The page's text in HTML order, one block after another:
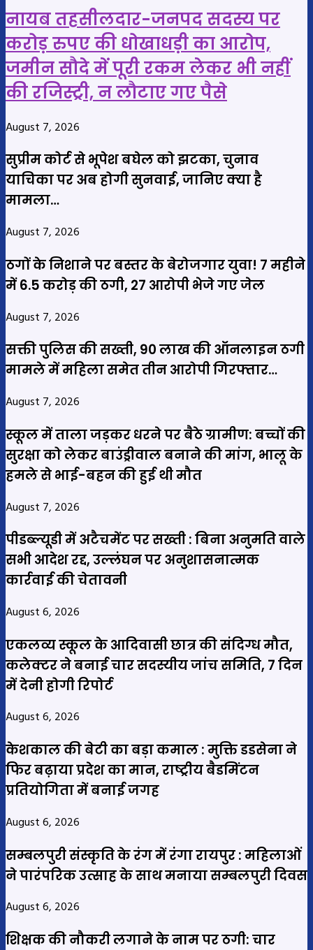
नायब तहसीलदार-जनपद सदस्य पर
करोड़ रुपए की धोखाधड़ी का आरोप,
जमीन सौदे में पूरी रकम लेकर भी नहीं
की रजिस्ट्री, न लौटाए गए पैसे
August 7, 2026
सुप्रीम कोर्ट से भूपेश बघेल को झटका, चुनाव
याचिका पर अब होगी सुनवाई, जानिए क्या है
मामला…
August 7, 2026
ठगों के निशाने पर बस्तर के बेरोजगार युवा! 7 महीने
में 6.5 करोड़ की ठगी, 27 आरोपी भेजे गए जेल
August 7, 2026
सक्ती पुलिस की सख्ती, 90 लाख की ऑनलाइन ठगी
मामले में महिला समेत तीन आरोपी गिरफ्तार…
August 7, 2026
स्कूल में ताला जड़कर धरने पर बैठे ग्रामीण: बच्चों की
सुरक्षा को लेकर बाउंड्रीवाल बनाने की मांग, भालू के
हमले से भाई-बहन की हुई थी मौत
August 7, 2026
पीडब्ल्यूडी में अटैचमेंट पर सख्ती : बिना अनुमति वाले
सभी आदेश रद्द, उल्लंघन पर अनुशासनात्मक
कार्रवाई की चेतावनी
August 6, 2026
एकलव्य स्कूल के आदिवासी छात्र की संदिग्ध मौत,
कलेक्टर ने बनाई चार सदस्यीय जांच समिति, 7 दिन
में देनी होगी रिपोर्ट
August 6, 2026
केशकाल की बेटी का बड़ा कमाल : मुक्ति डडसेना ने
फिर बढ़ाया प्रदेश का मान, राष्ट्रीय बैडमिंटन
प्रतियोगिता में बनाई जगह
August 6, 2026
सम्बलपुरी संस्कृति के रंग में रंगा रायपुर : महिलाओं
ने पारंपरिक उत्साह के साथ मनाया सम्बलपुरी दिवस
August 6, 2026
शिक्षक की नौकरी लगाने के नाम पर ठगी: चार